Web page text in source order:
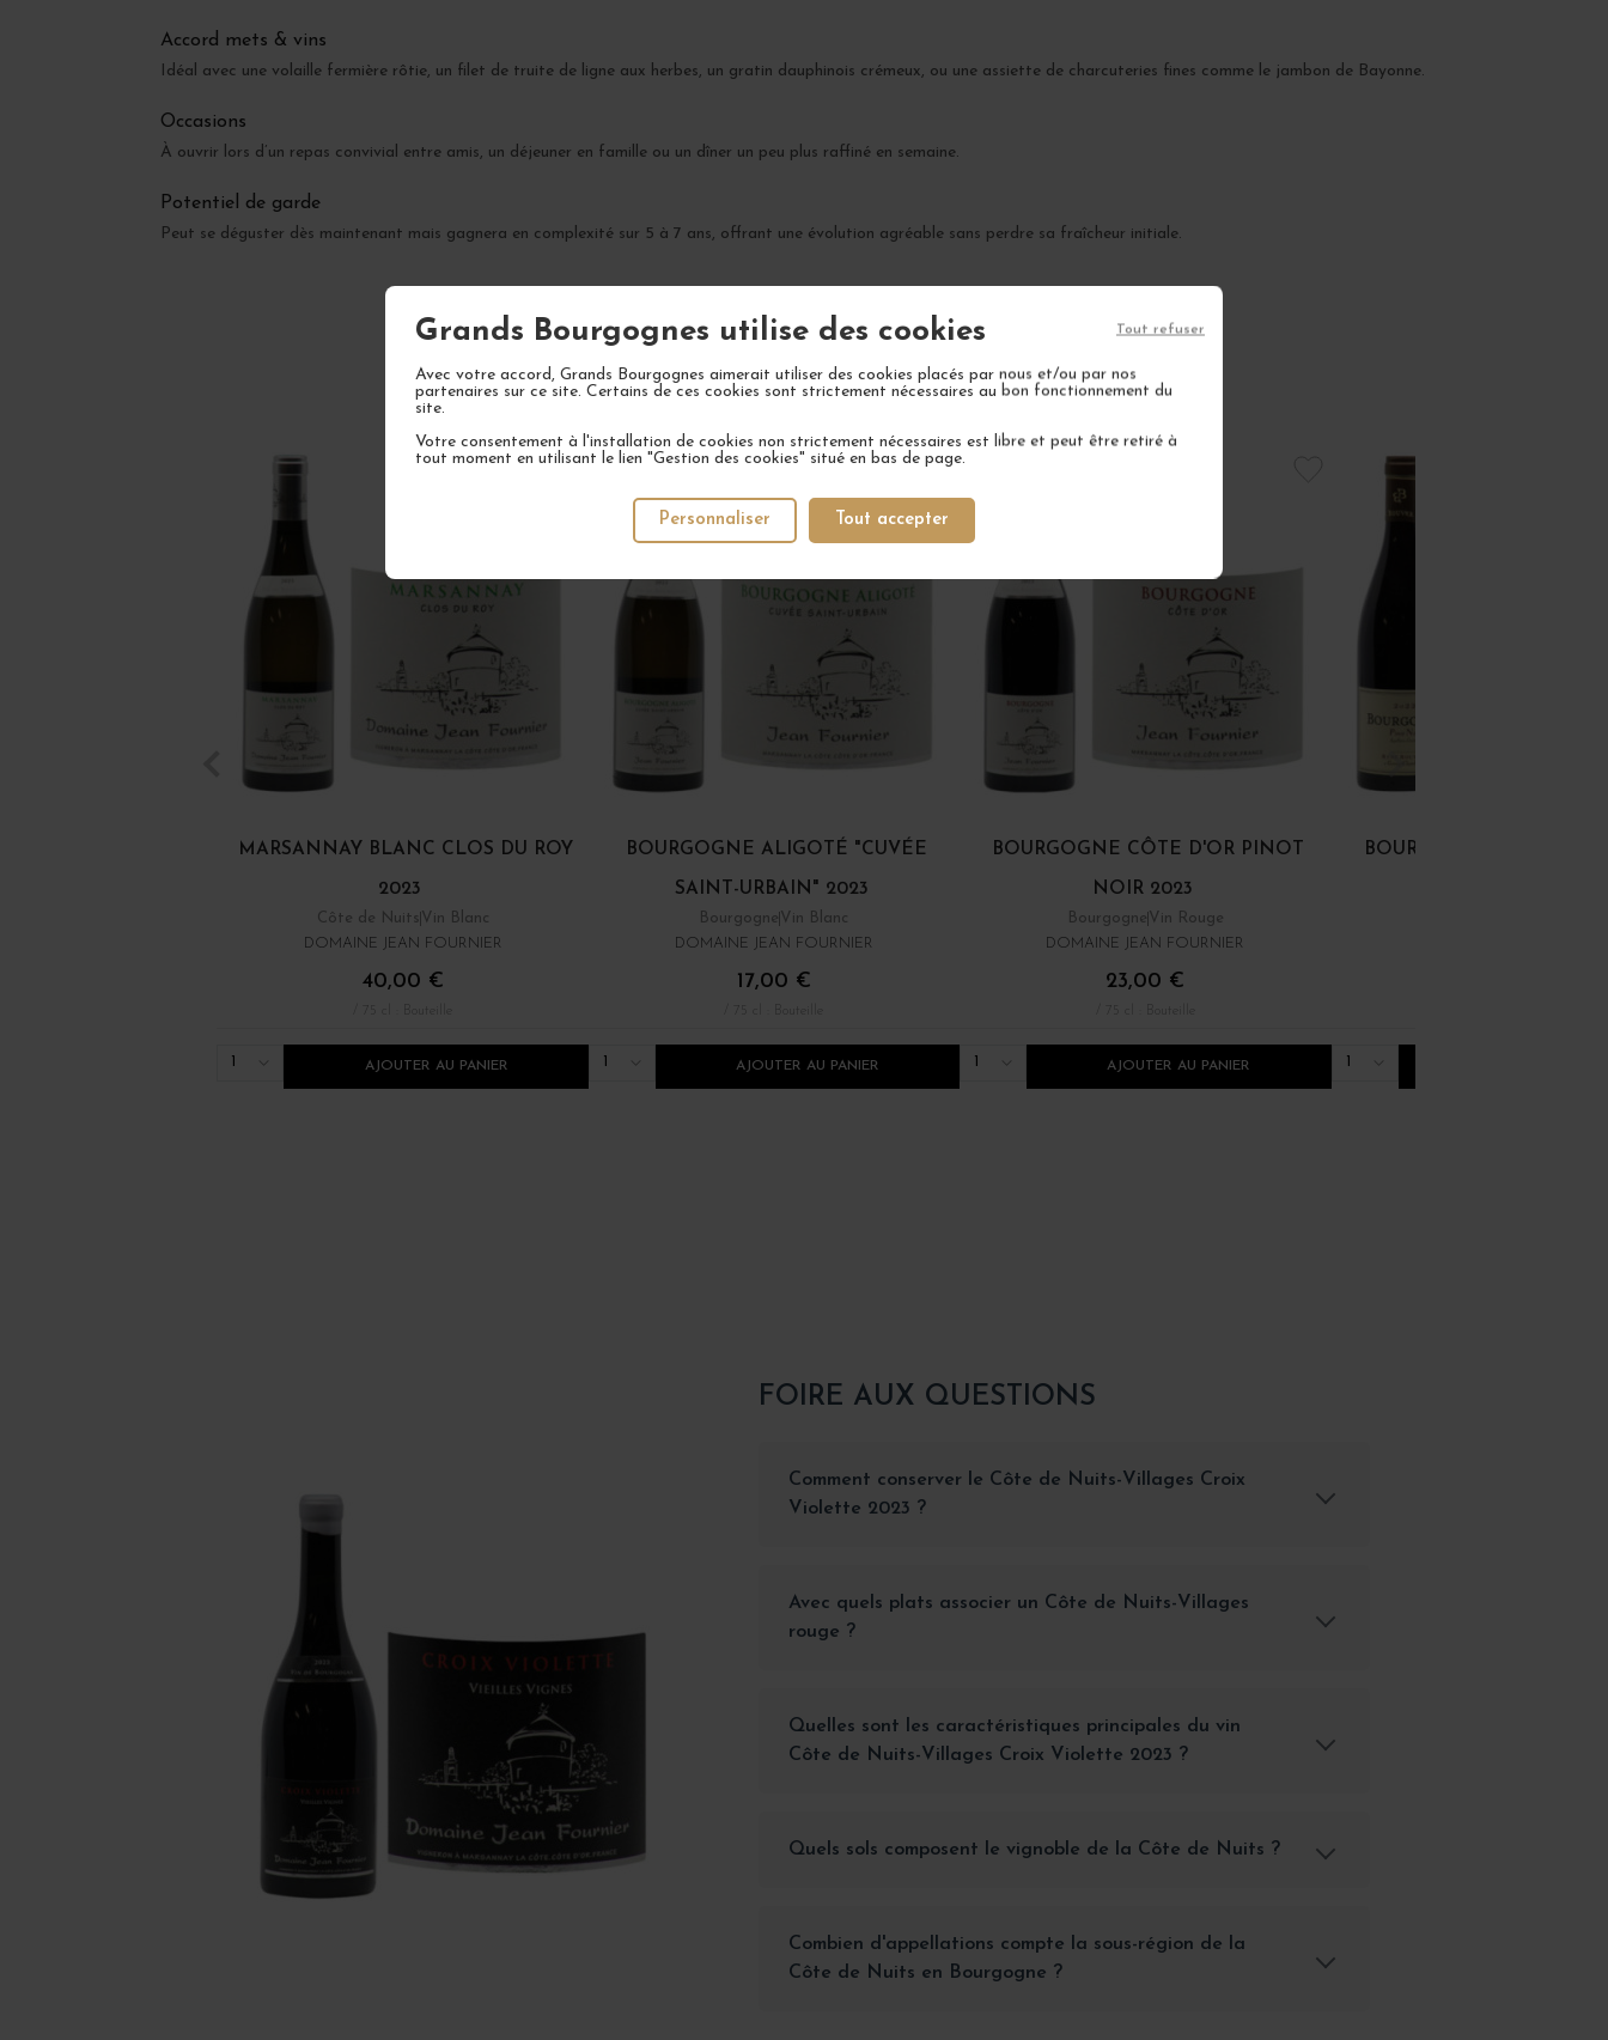
Grands Bourgognes utilise des cookies
Avec votre accord, Grands Bourgognes aimerait utiliser des cookies placés par nous et/ou par nos
partenaires sur ce site. Certains de ces cookies sont strictement nécessaires au bon fonctionnement du
site.
Votre consentement à l'installation de cookies non strictement nécessaires est libre et peut être retiré à
tout moment en utilisant le lien "Gestion des cookies" situé en bas de page.
Tout accepter
Tout refuser
Personnaliser
Accord mets & vins
Idéal avec une volaille fermière rôtie, un filet de truite de ligne aux herbes, un gratin dauphinois crémeux, ou une assiette de charcuteries fines comme le jambon de Bayonne.
Occasions
À ouvrir lors d’un repas convivial entre amis, un déjeuner en famille ou un dîner un peu plus raffiné en semaine.
Potentiel de garde
Peut se déguster dès maintenant mais gagnera en complexité sur 5 à 7 ans, offrant une évolution agréable sans perdre sa fraîcheur initiale.
MARSANNAY BLANC CLOS DU ROY
2023
Côte de Nuits Vin Blanc
DOMAINE JEAN FOURNIER
40,00 €
AJOUTER AU PANIER
BOURGOGNE ALIGOTÉ "CUVÉE
SAINT-URBAIN" 2023
Bourgogne Vin Blanc
DOMAINE JEAN FOURNIER
17,00 €
AJOUTER AU PANIER
BOURGOGNE CÔTE D'OR PINOT
NOIR 2023
Bourgogne Vin Rouge
DOMAINE JEAN FOURNIER
23,00 €
AJOUTER AU PANIER
BOURGOGNE PINOT
FOIRE AUX QUESTIONS
Comment conserver le Côte de Nuits-Villages Croix
Violette 2023 ?
Avec quels plats associer un Côte de Nuits-Villages
rouge ?
Quelles sont les caractéristiques principales du vin
Côte de Nuits-Villages Croix Violette 2023 ?
Quels sols composent le vignoble de la Côte de Nuits ?
Combien d'appellations compte la sous-région de la
Côte de Nuits en Bourgogne ?